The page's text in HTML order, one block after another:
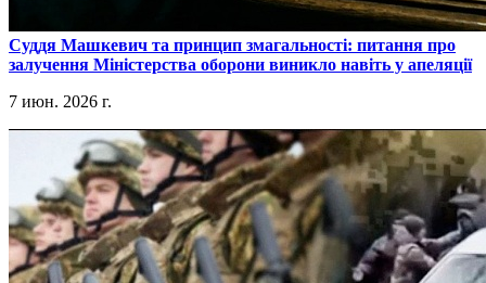
​Суддя Машкевич та принцип змагальності: питання про
залучення Міністерства оборони виникло навіть у апеляції
7 июн. 2026 г.